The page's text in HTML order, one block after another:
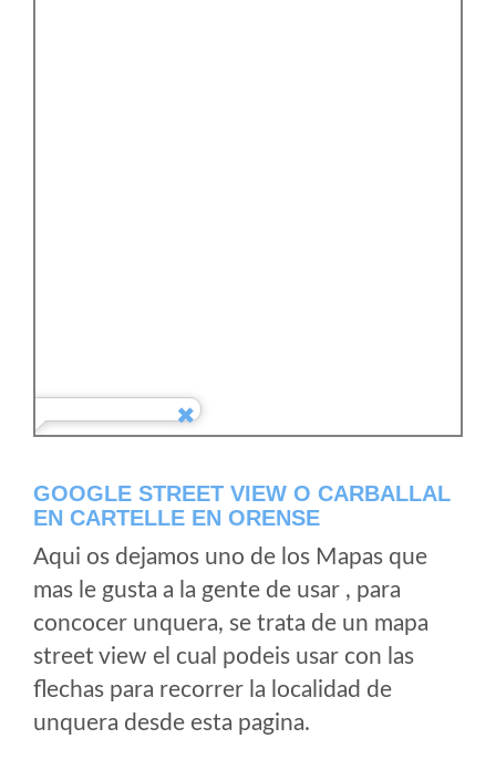
GOOGLE STREET VIEW O CARBALLAL
EN CARTELLE EN ORENSE
Aqui os dejamos uno de los Mapas que
mas le gusta a la gente de usar , para
concocer unquera, se trata de un mapa
street view el cual podeis usar con las
flechas para recorrer la localidad de
unquera desde esta pagina.